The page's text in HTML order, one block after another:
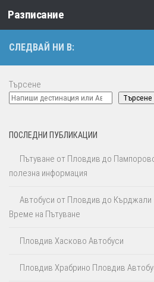
Към съдържанието
Разписание
СЛЕДВАЙ НИ В:
Търсене
Търсене
ПОСЛЕДНИ ПУБЛИКАЦИИ
Пътуване от Пловдив до
полезна информация
Автобуси от Пловдив до Кърджали
Време на Пътуване
Пловдив Хасково Автобуси
Пловдив Храбрино Пловдив